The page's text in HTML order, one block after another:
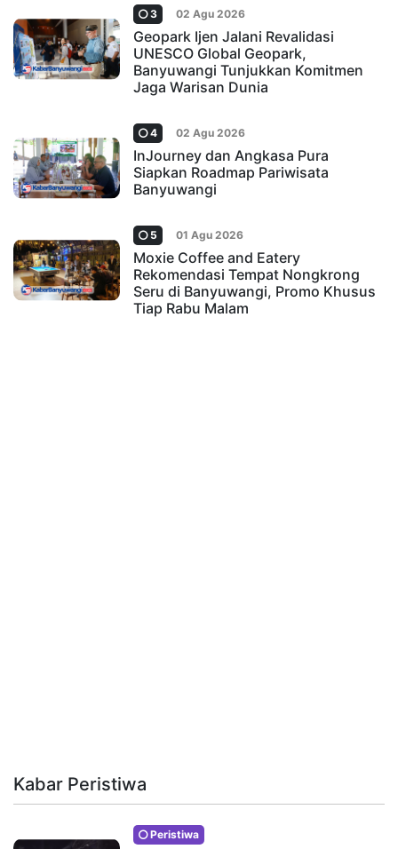
3 02 Agu 2026
Geopark Ijen Jalani Revalidasi
UNESCO Global Geopark,
Banyuwangi Tunjukkan Komitmen
Jaga Warisan Dunia
4 02 Agu 2026
InJourney dan Angkasa Pura
Siapkan Roadmap Pariwisata
Banyuwangi
5 01 Agu 2026
Moxie Coffee and Eatery
Rekomendasi Tempat Nongkrong
Seru di Banyuwangi, Promo Khusus
Tiap Rabu Malam
Kabar Peristiwa
Peristiwa